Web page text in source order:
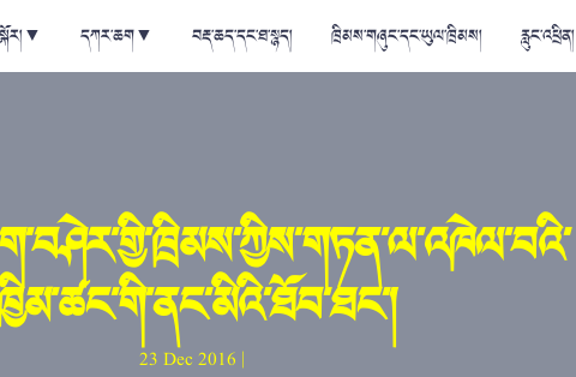
▼ དཀར་ཆག▼ བརྡ་ཆད་དང་ཐ་སྙད། ཁྲིམས་གཞུང་དང་ཡུལ་ཁྲིམས། རླུང་འཕྲིན།
23 Dec 2016 |